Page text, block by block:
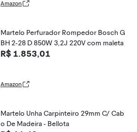
Amazon
Martelo Perfurador Rompedor Bosch G
BH 2-28 D 850W 3,2J 220V com maleta
R$ 1.853,01
Amazon
Martelo Unha Carpinteiro 29mm C/ Cab
o De Madeira - Bellota